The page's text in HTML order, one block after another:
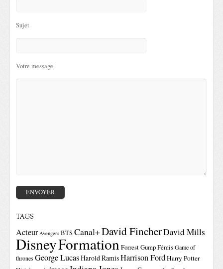
Sujet
Votre message
TAGS
Acteur Avengers BTSCanal+David FincherDavid Mills
DisneyFormationForrest GumpFémis Game of
thrones George LucasHarold RamisHarrison FordHarry Potter